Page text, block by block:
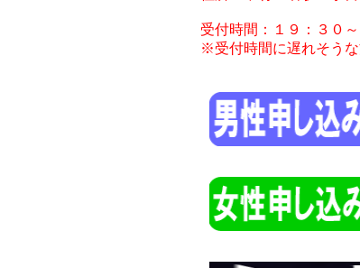
受付時間：１９：３０
※受付時間に遅れそうな